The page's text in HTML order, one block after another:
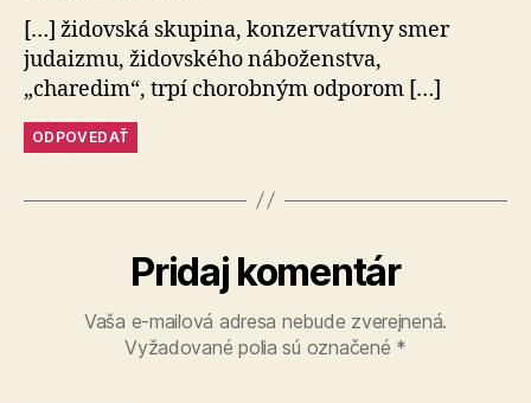
[…] židovská skupina, konzervatívny smer
judaizmu, židovského náboženstva,
„charedim“, trpí chorobným odporom […]
ODPOVEDAŤ
Pridaj komentár
Vaša e-mailová adresa nebude zverejnená.
Vyžadované polia sú označené *